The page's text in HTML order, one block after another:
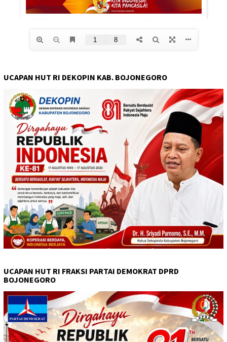
UCAPAN HUT RI DEKOPIN KAB. BOJONEGORO
UCAPAN HUT RI FRAKSI PARTAI DEMOKRAT DPRD
BOJONEGORO